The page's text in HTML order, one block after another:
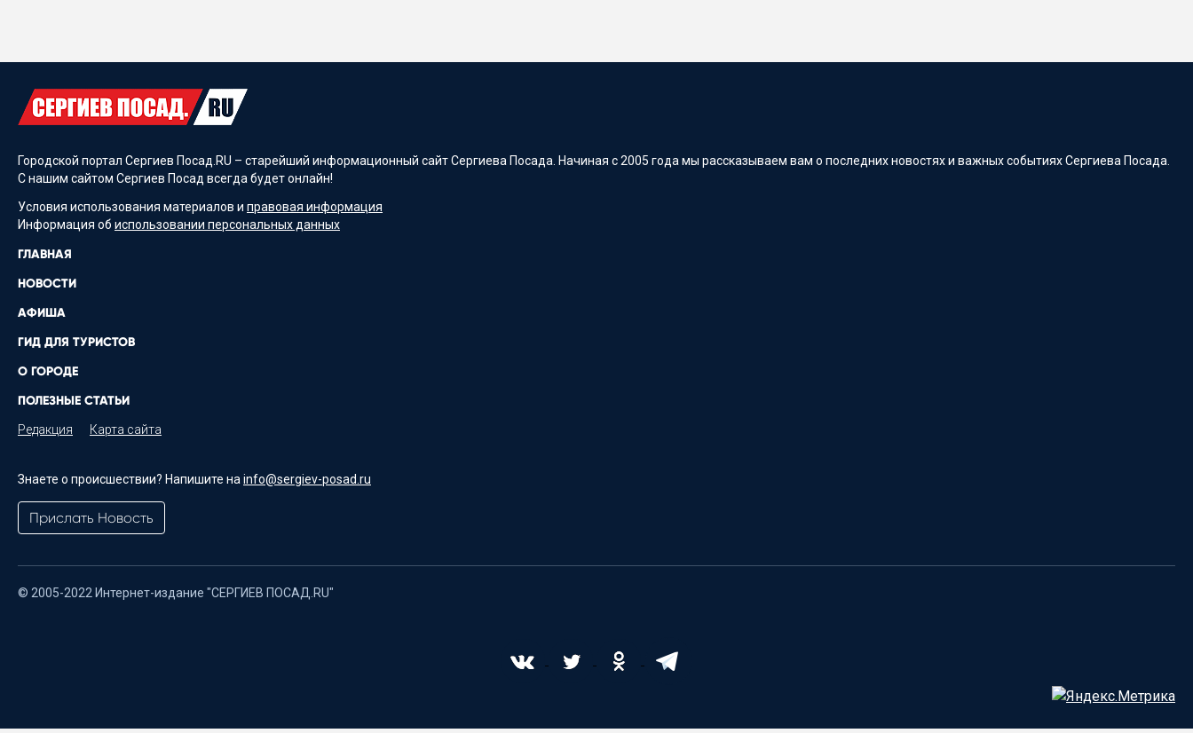
Городской портал Сергиев Посад.RU – старейший информационный сайт Сергиева Посада. Начиная с 2005 года мы рассказываем вам о последних новостях и важных событиях Сергиева Посада.
С нашим сайтом Сергиев Посад всегда будет онлайн!
Условия использования материалов и правовая информация
Информация об использовании персональных данных
ГЛАВНАЯ
НОВОСТИ
АФИША
ГИД ДЛЯ ТУРИСТОВ
О ГОРОДЕ
ПОЛЕЗНЫЕ СТАТЬИ
Редакция Карта сайта
Знаете о происшествии? Напишите на info@sergiev-posad.ru
Прислать Новость
© 2005-2022 Интернет-издание "СЕРГИЕВ ПОСАД.RU"